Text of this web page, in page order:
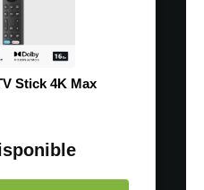
Stick 4K Max